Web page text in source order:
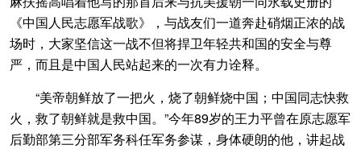
《中国人民志愿军战歌》，与战友们一道奔赴硝烟正浓的战
场时，大家坚信这一战不但将捍卫年轻共和国的安全与尊
严，而且是中国人民站起来的一次有力诠释。
“美帝朝鲜放了一把火，烧了朝鲜烧中国；中国同志快救
火，救了朝鲜就是救中国。”今年89岁的王力平曾在原志愿军
后勤部第三分部军务科任军务参谋，身体硬朗的他，讲起战